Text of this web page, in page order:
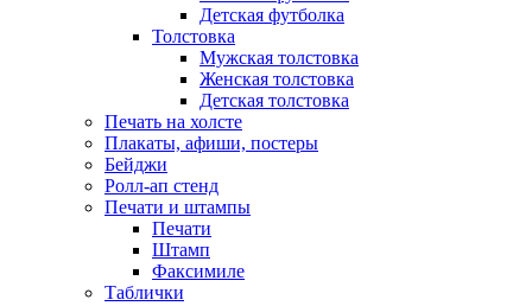
Детская футболка
Толстовка
Мужская толстовка
Женская толстовка
Детская толстовка
Печать на холсте
Плакаты, афиши, постеры
Бейджи
Ролл-ап стенд
Печати и штампы
Печати
Штамп
Факсимиле
Таблички